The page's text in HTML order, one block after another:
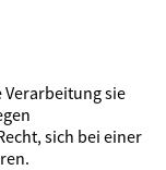
Verarbeitung sie
sich bei einer